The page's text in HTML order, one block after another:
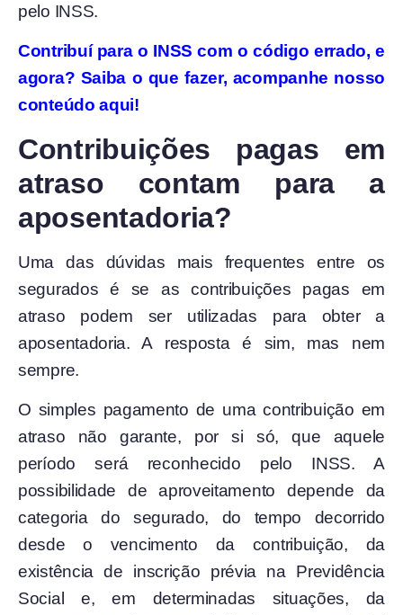
pelo INSS.
Contribuí para o INSS com o código errado, e
agora? Saiba o que fazer, acompanhe nosso
conteúdo aqui!
Contribuições pagas em
atraso contam para a
aposentadoria?
Uma das dúvidas mais frequentes entre os
segurados é se as contribuições pagas em
atraso podem ser utilizadas para obter a
aposentadoria. A resposta é sim, mas nem
sempre.
O simples pagamento de uma contribuição em
atraso não garante, por si só, que aquele
período será reconhecido pelo INSS. A
possibilidade de aproveitamento depende da
categoria do segurado, do tempo decorrido
desde o vencimento da contribuição, da
existência de inscrição prévia na Previdência
Social e, em determinadas situações, da